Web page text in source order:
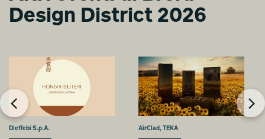
Design District 2026
Dieffebi S.p.A. AirClad, TEKA